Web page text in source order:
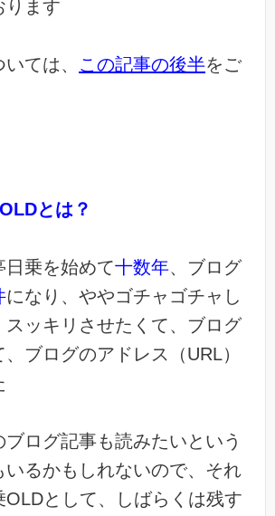
ります
ては、 この記事の後半をご
とは？
日乗を始めて十数年、ブログ
になり、ややゴチャゴチャし
スッキリさせたくて、ブログ
ブログのアドレス（URL）
ログ記事も読みたいという
いるかもしれないので、それ
OLDとして、しばらくは残す